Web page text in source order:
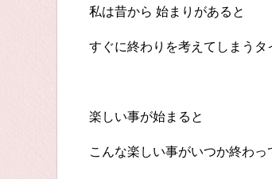
私は昔から 始まりがあると
すぐに終わりを考えてしまうタ
楽しい事が始まると
こんな楽しい事がいつか終わ